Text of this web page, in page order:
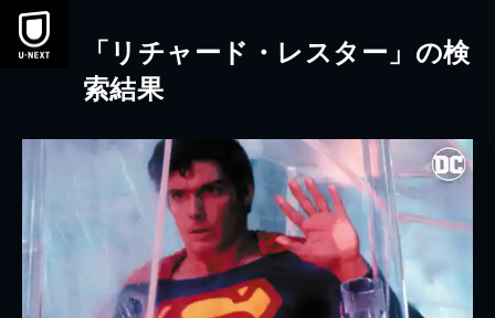
本文へスキップ
「リチャード・レスター」の検
索結果